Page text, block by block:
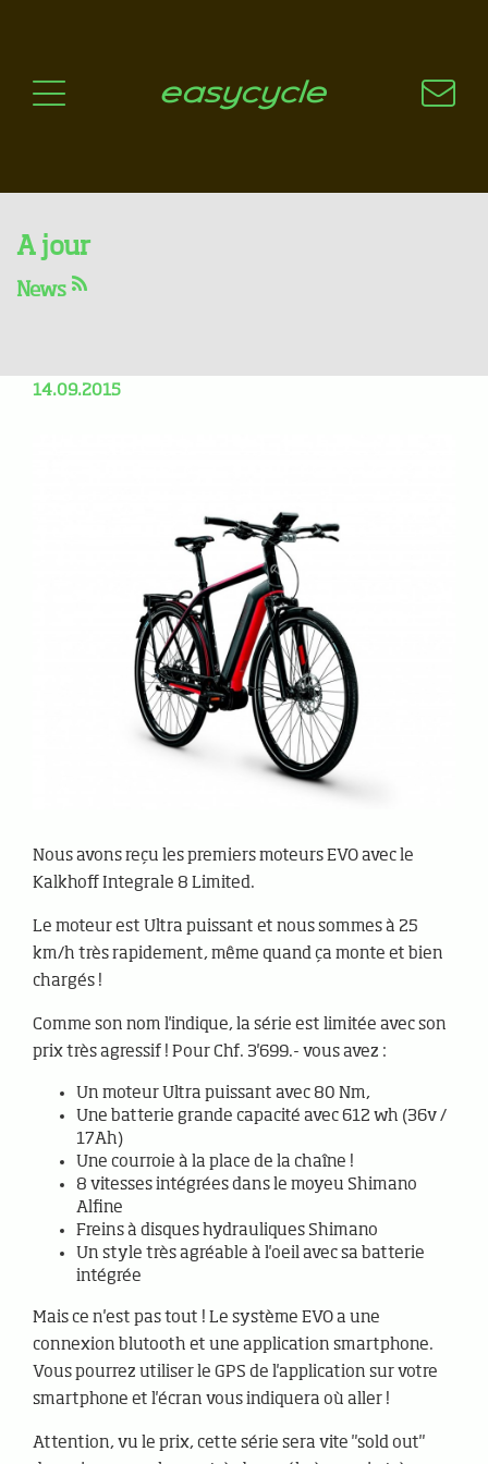
Les choix technologiques
A jour
News
Kalkhoff Integrale 2016 -
14.09.2015
Nous avons reçu les premiers moteurs EVO avec le
Kalkhoff Integrale 8 Limited.
Le moteur est Ultra puissant et nous sommes à 25
km/h très rapidement, même quand ça monte et bien
chargés !
Comme son nom l'indique, la série est limitée avec son
prix très agressif ! Pour Chf. 3'699.- vous avez :
Un moteur Ultra puissant avec 80 Nm,
Une batterie grande capacité avec 612 wh (36v /
17Ah)
Une courroie à la place de la chaîne !
8 vitesses intégrées dans le moyeu Shimano
Alfine
Freins à disques hydrauliques Shimano
Un style très agréable à l'oeil avec sa batterie
intégrée
Mais ce n'est pas tout ! Le système EVO a une
connexion blutooth et une application smartphone.
Vous pourrez utiliser le GPS de l'application sur votre
smartphone et l'écran vous indiquera où aller !
Attention, vu le prix, cette série sera vite "sold out"